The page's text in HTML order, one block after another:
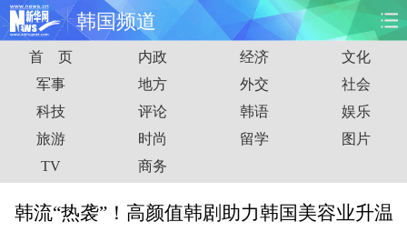
韩国频道
首页 时政 国际 财经
娱乐 体育 人事 教育
时尚 思客
港澳 台湾 华人 汽车
首 页 内政 经济
文化
军事
地方 外交
社会
科技
评论 韩语
娱乐
旅游
时尚 留学
图片
TV
商务
韩流“热袭”！高颜值韩剧助力韩国美容业升温